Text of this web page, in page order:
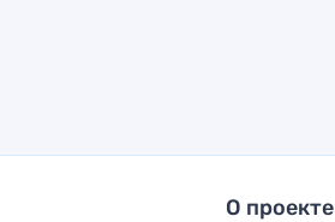
О проекте